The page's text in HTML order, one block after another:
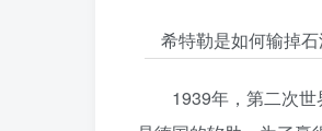
希特勒是如何输掉
1939年，第二次